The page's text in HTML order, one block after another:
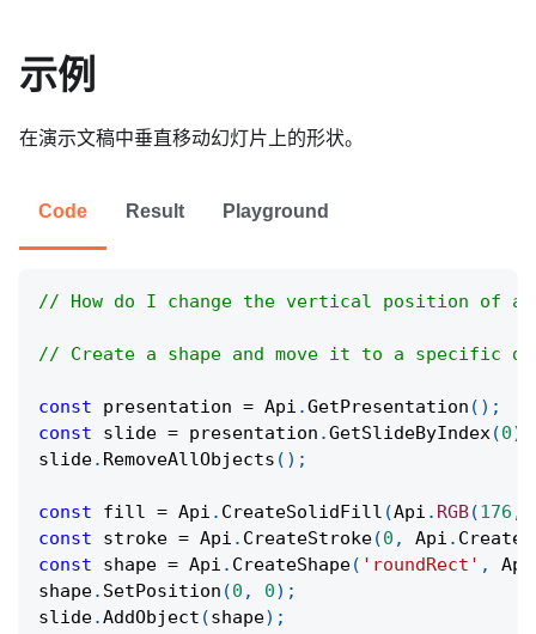
示例
在演示文稿中垂直移动幻灯片上的形状。
Code Result Playground
// How do I change the vertical position of a
// Create a shape and move it to a specific
const presentation = Api .GetPresentation ( ) ;
const slide = presentation .GetSlideByIndex(0)
slide. RemoveAllObjects ( ) ;
const fill = Api . CreateSolidFill (Api . RGB(176 ,
const stroke = Api . CreateStroke(0 , Api .
const shape = Api . CreateShape( 'roundRect' , Api
shape. SetPosition (0 , 0) ;
slide.AddObject (shape) ;